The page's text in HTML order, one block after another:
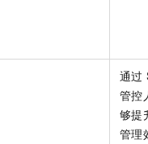
通过
管控
够提
管理